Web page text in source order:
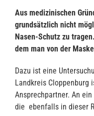
Aus medizinischen
grundsätzlich nicht
Nasen-Schutz zu
dem man von der
Dazu ist eine
Landkreis
Ansprechpartner. An
die ebenfalls in dieser